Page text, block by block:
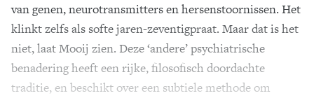
van genen, neurotransmitters en hersenstoornissen. Het
klinkt zelfs als softe jaren-zeventigpraat. Maar dat is het
niet, laat Mooij zien. Deze ‘andere’ psychiatrische
benadering heeft een rijke, filosofisch doordachte
traditie, en beschikt over een subtiele methode om